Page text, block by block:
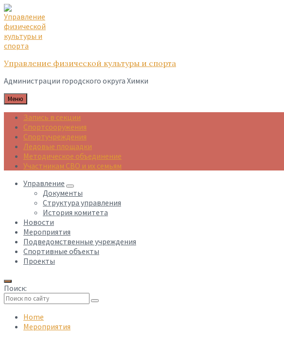
Skip
to
content
Skip
to
main
navigation
Skip
to
footer
Управление физической культуры и спорта
Администрации городского округа Химки
Меню
Запись в секции
Спортсооружения
Спортучреждения
Ледовые площадки
Методическое объединение
Участникам СВО и их семьям
Управление
Документы
Структура управления
История комитета
Новости
Мероприятия
Подведомственные учреждения
Спортивные объекты
Проекты
Поиск:
search
Home
Мероприятия